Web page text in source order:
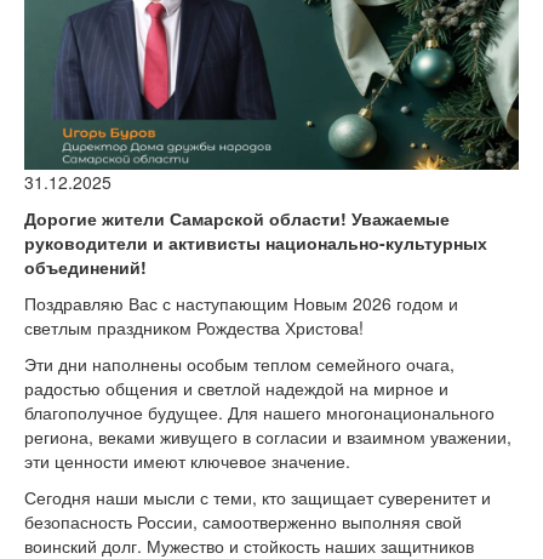
Перейти к полной
версии сайта
31.12.2025
Дорогие жители Самарской области! Уважаемые
руководители и активисты национально-культурных
объединений!
Поздравляю Вас с наступающим Новым 2026 годом и
светлым праздником Рождества Христова!
Эти дни наполнены особым теплом семейного очага,
радостью общения и светлой надеждой на мирное и
благополучное будущее. Для нашего многонационального
региона, веками живущего в согласии и взаимном уважении,
эти ценности имеют ключевое значение.
Сегодня наши мысли с теми, кто защищает суверенитет и
безопасность России, самоотверженно выполняя свой
воинский долг. Мужество и стойкость наших защитников